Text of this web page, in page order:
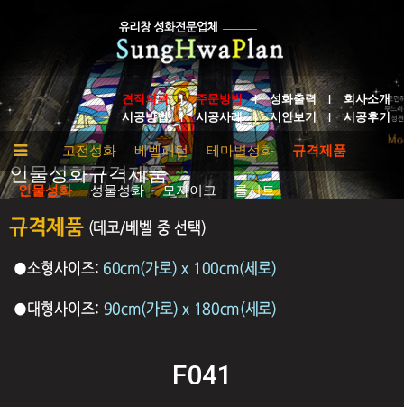
견적의뢰 주문방법 성화출력
회사소개
시공방법
시공사례 시안보기 시공후기
추상 고전성화 베벨패턴 테마별성화 규격제품
인물성화 성물성화 모자이크 롤시트
인물성화규격제품
F041